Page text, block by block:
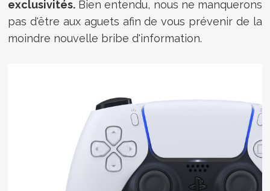
exclusivités. Bien entendu, nous ne manquerons
pas d'être aux aguets afin de vous prévenir de la
moindre nouvelle bribe d'information.